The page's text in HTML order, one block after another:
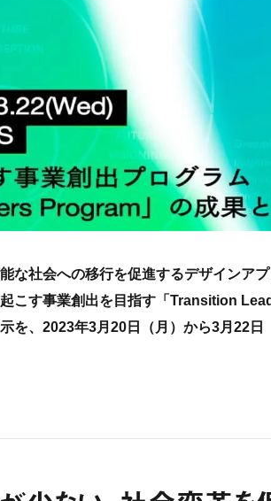
な社会への移行を促進するデザインア
こす事業創出を目指す「Transition
を、2023年3月20日（月）から3月22